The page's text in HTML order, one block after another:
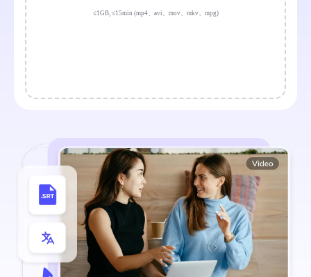
≤1GB, ≤15min (mp4、avi、mov、mkv、mpg)